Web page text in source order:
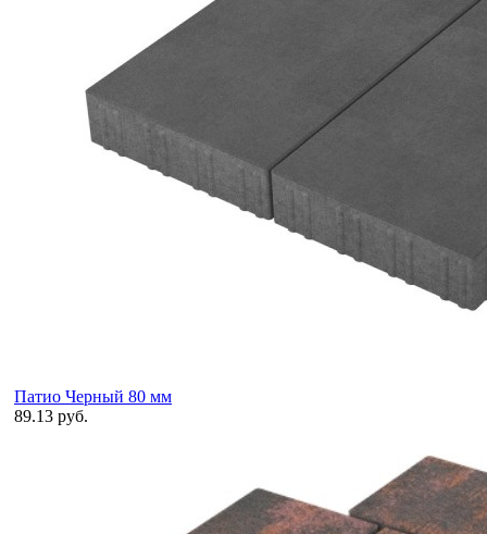
Патио Черный 80 мм
89.13 руб.